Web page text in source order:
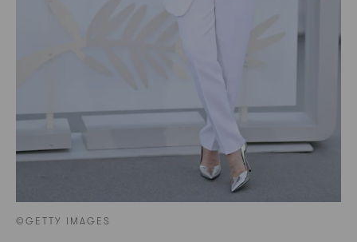
©GETTY IMAGES